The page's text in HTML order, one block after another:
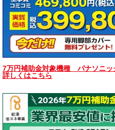
7万円補助金対象機種 パナソニ
詳しくはこちら